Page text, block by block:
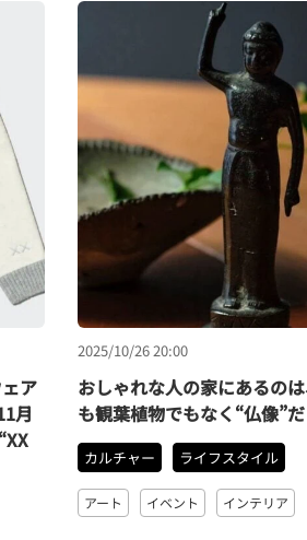
ア
月
2025/10/26 20:00
おしゃれな人の家にあるの
も観葉植物でもなく“仏像”
カルチャー ライフスタイル
アート イベント インテリア